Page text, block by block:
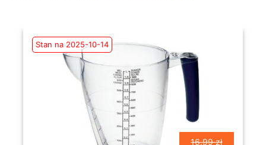
Stan na 2025-10-14
16.99 zł